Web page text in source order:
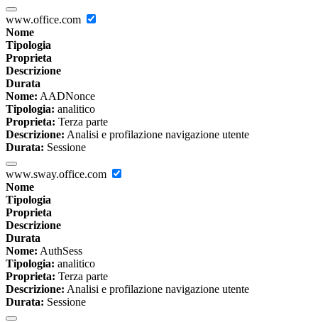
www.office.com
Nome
Tipologia
Proprieta
Descrizione
Durata
Nome: AADNonce
Tipologia: analitico
Proprieta: Terza parte
Descrizione: Analisi e profilazione navigazione utente
Durata: Sessione
www.sway.office.com
Nome
Tipologia
Proprieta
Descrizione
Durata
Nome: AuthSess
Tipologia: analitico
Proprieta: Terza parte
Descrizione: Analisi e profilazione navigazione utente
Durata: Sessione